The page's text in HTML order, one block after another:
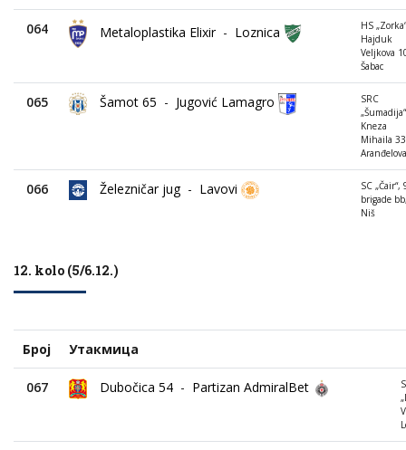
064 Metaloplastika Elixir - Loznica
HS
Hajduk
Veljkova
Šabac
065 Šamot 65 - Jugović Lamagro
SRC
Kneza
Mihaila
066 Železničar jug - Lavovi
SC „Čair“,
brigade
Niš
12. kolo (5/6.12.)
Број Утакмица
067 Dubočica 54 - Partizan AdmiralBet